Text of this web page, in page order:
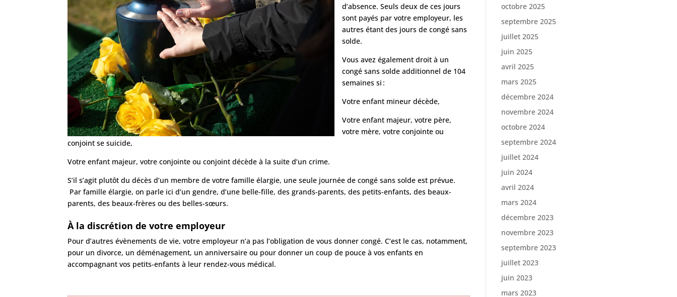
d’absence. Seuls deux de ces jours
sont payés par votre employeur, les
autres étant des jours de congé sans
solde.
Vous avez également droit à un
congé sans solde additionnel de 104
semaines si :
Votre enfant mineur décède,
Votre enfant majeur, votre père,
votre mère, votre conjointe ou
conjoint se suicide,
Votre enfant majeur, votre conjointe ou conjoint décède à la suite d’un crime.
S’il s’agit plutôt du décès d’un membre de votre famille élargie, une seule journée de congé sans solde est prévue.
Par famille élargie, on parle ici d’un gendre, d’une belle-fille, des grands-parents, des petits-enfants, des beaux-
parents, des beaux-frères ou des belles-sœurs.
À la discrétion de votre employeur
Pour d’autres évènements de vie, votre employeur n’a pas l’obligation de vous donner congé. C’est le cas, notamment,
pour un divorce, un déménagement, un anniversaire ou pour donner un coup de pouce à vos enfants en
accompagnant vos petits-enfants à leur rendez-vous médical.
octobre 2025
septembre 2025
juillet 2025
juin 2025
avril 2025
mars 2025
décembre 2024
novembre 2024
octobre 2024
septembre 2024
juillet 2024
juin 2024
avril 2024
mars 2024
décembre 2023
novembre 2023
septembre 2023
juillet 2023
juin 2023
mars 2023